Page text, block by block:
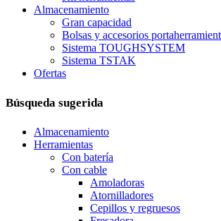
Almacenamiento
Gran capacidad
Bolsas y accesorios
Sistema TOUGHSYSTEM
Sistema TSTAK
Ofertas
Búsqueda sugerida
Almacenamiento
Herramientas
Con batería
Con cable
Amoladoras
Atornilladores
Cepillos y regruesos